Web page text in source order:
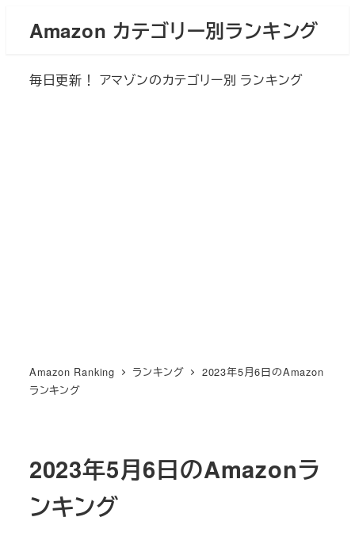
Amazon カテゴリー別ランキング
毎日更新！ アマゾンのカテゴリー別 ランキング
Amazon Ranking ランキング
2023年5月6日のAmazon
ランキング
2023年5月6日のAmazonラ
ンキング